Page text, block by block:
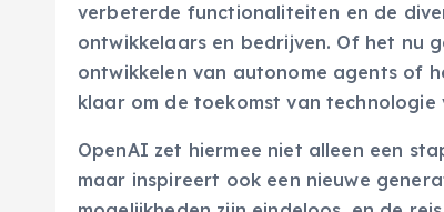
verbeterde functionaliteiten en de
ontwikkelaars en bedrijven. Of het nu
ontwikkelen van autonome agents of
klaar om de toekomst van technologie
OpenAI zet hiermee niet alleen een
maar inspireert ook een nieuwe